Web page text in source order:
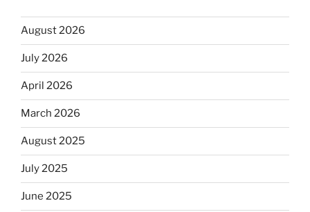
August 2026
July 2026
April 2026
March 2026
August 2025
July 2025
June 2025